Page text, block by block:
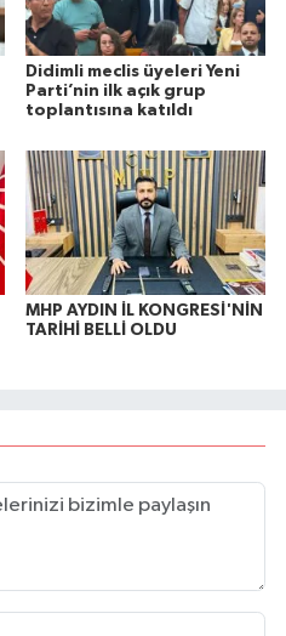
Didimli meclis üyeleri Yeni
Parti’nin ilk açık grup
toplantısına katıldı
MHP AYDIN İL KONGRESİ'NİN
TARİHİ BELLİ OLDU